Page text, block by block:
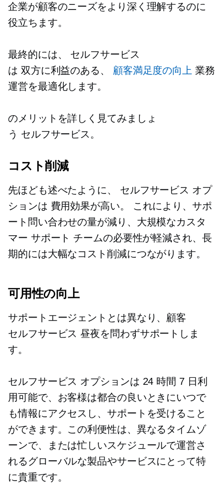
企業が顧客のニーズをより深く理解するのに
役立ちます。
最終的には、 セルフサービス
は 双方に利益のある、 顧客満足度の向上 業務
運営を最適化します。
のメリットを詳しく見てみましょ
う セルフサービス。
コスト削減
先ほども述べたように、 セルフサービス オプ
ションは 費用効果が高い。
これにより、サポ
ート問い合わせの量が減り、大規模なカスタ
マー サポート チームの必要性が軽減され、長
期的には大幅なコスト削減につながります。
可用性の向上
サポートエージェントとは異なり、顧客
セルフサービス 昼夜を問わずサポートしま
す。
セルフサービス オプションは 24 時間 7 日利
用可能で、お客様は都合の良いときにいつで
も情報にアクセスし、サポートを受けること
ができます。この利便性は、異なるタイムゾ
ーンで、または忙しいスケジュールで運営さ
れるグローバルな製品やサービスにとって特
に貴重です。